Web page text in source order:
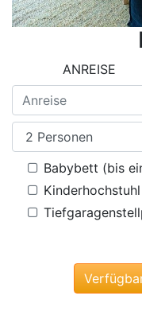
ANREISE
Babybett (bis
Kinderhochstuhl